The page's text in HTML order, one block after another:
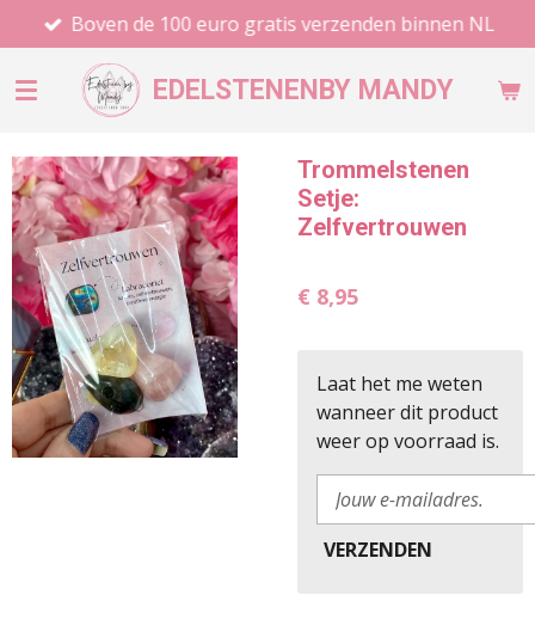
direct
naar
EDELSTENENBY MANDY
Boven de 100 euro gratis verzenden binnen NL
Trommelstenen
Setje:
Zelfvertrouwen
€ 8,95
Laat het me weten
wanneer dit product
weer op voorraad is.
VERZENDEN